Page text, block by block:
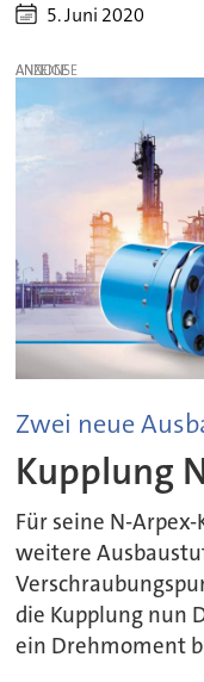
5. Juni 2020
ANZEIGE
Zwei neue
Kupplung
Für seine N-
weitere
die Kupplung nun
ein Drehmoment